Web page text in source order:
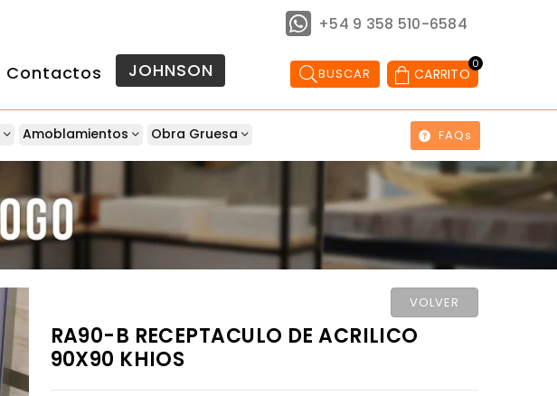
+54 9 358 510-6584
Contactos JOHNSON BUSCAR
0
CARRITO
Amoblamientos Obra Gruesa FAQs
VOLVER
RA90-B RECEPTACULO DE ACRILICO
90X90 KHIOS